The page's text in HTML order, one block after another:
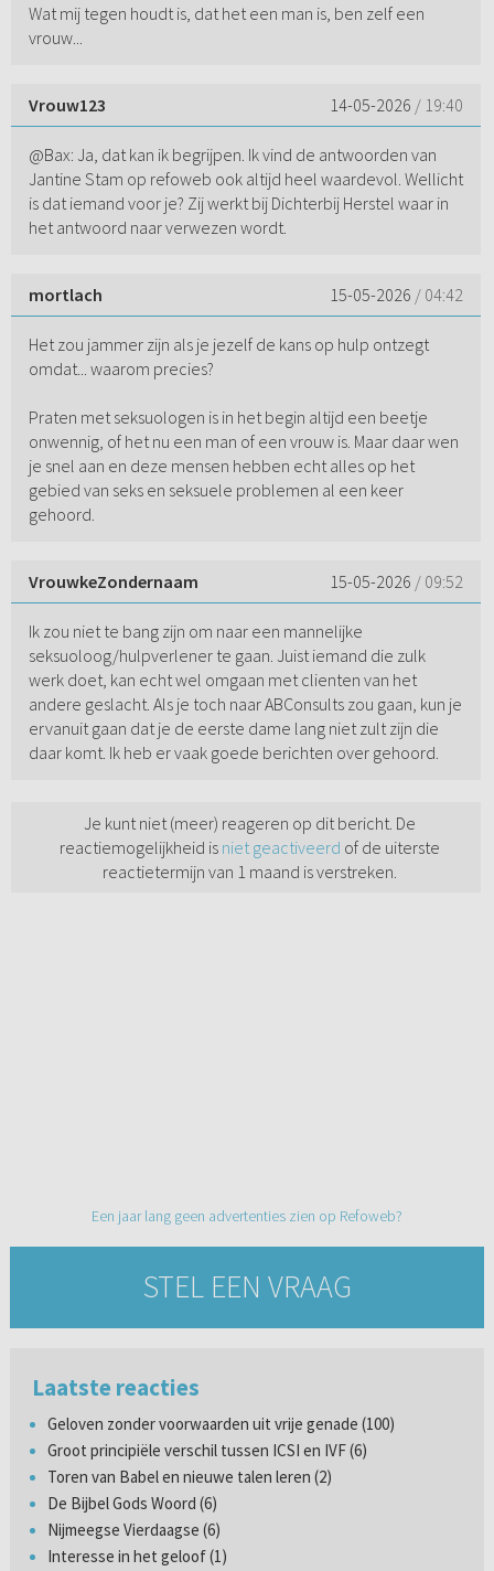
Wat mij tegen houdt is, dat het een man is, ben zelf een
vrouw...
Vrouw123 14-05-2026 / 19:40
@Bax: Ja, dat kan ik begrijpen. Ik vind de antwoorden van
Jantine Stam op refoweb ook altijd heel waardevol. Wellicht
is dat iemand voor je? Zij werkt bij Dichterbij Herstel waar in
het antwoord naar verwezen wordt.
mortlach 15-05-2026 / 04:42
Het zou jammer zijn als je jezelf de kans op hulp ontzegt
omdat... waarom precies?
Praten met seksuologen is in het begin altijd een beetje
onwennig, of het nu een man of een vrouw is. Maar daar wen
je snel aan en deze mensen hebben echt alles op het
gebied van seks en seksuele problemen al een keer
gehoord.
VrouwkeZondernaam 15-05-2026 / 09:52
Ik zou niet te bang zijn om naar een mannelijke
seksuoloog/hulpverlener te gaan. Juist iemand die zulk
werk doet, kan echt wel omgaan met clienten van het
andere geslacht. Als je toch naar ABConsults zou gaan, kun je
ervanuit gaan dat je de eerste dame lang niet zult zijn die
daar komt. Ik heb er vaak goede berichten over gehoord.
Je kunt niet (meer) reageren op dit bericht. De
reactiemogelijkheid is niet geactiveerd of de uiterste
reactietermijn van 1 maand is verstreken.
Een jaar lang geen advertenties zien op Refoweb?
STEL EEN VRAAG
Laatste reacties
Geloven zonder voorwaarden uit vrije genade (100)
Groot principiële verschil tussen ICSI en IVF (6)
Toren van Babel en nieuwe talen leren (2)
De Bijbel Gods Woord (6)
Nijmeegse Vierdaagse (6)
Interesse in het geloof (1)